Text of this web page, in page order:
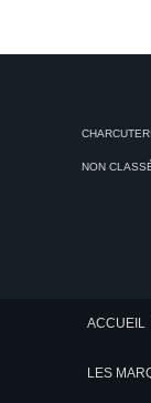
NON
ACCUEIL
LES